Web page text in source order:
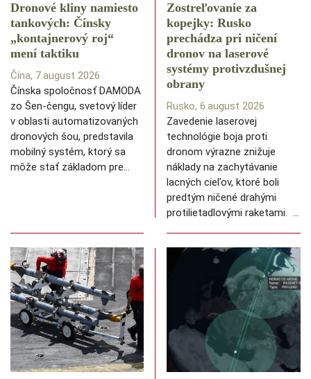
Dronové kliny namiesto
tankových: Čínsky
️„kontajnerový roj“
mení taktiku
Čína, 7.august 2026
Čínska spoločnosť DAMODA
zo Šen-čengu, svetový líder
v oblasti automatizovaných
dronových šou, predstavila
mobilný systém, ktorý sa
môže stať základom pre…
Zostreľovanie za
kopejky: Rusko
prechádza pri ničení
dronov na laserové
systémy protivzdušnej
obrany
Rusko, 6.august 2026
Zavedenie laserovej
technológie boja proti
dronom výrazne znižuje
náklady na zachytávanie
lacných cieľov, ktoré boli
predtým ničené drahými
protilietadlovými raketami. …